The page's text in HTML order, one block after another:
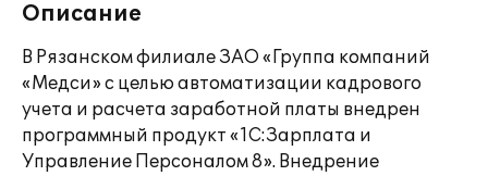
Описание
В Рязанском филиале ЗАО «Группа компаний
«Медси» с целью автоматизации кадрового
учета и расчета заработной платы внедрен
программный продукт «1С:Зарплата и
Управление Персоналом 8». Внедрение